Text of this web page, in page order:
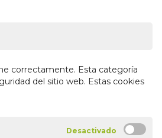
correctamente. Esta categoría
del sitio web. Estas cookies
DE AMOR
SIGMUND FREUD